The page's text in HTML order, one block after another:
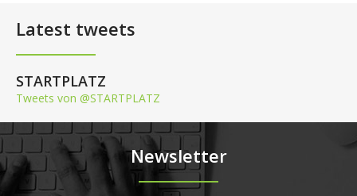
Latest tweets
STARTPLATZ
Tweets von @STARTPLATZ
Newsletter